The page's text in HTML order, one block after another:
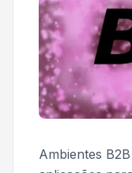
Ambientes